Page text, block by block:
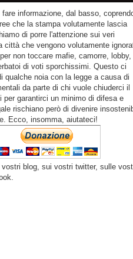
fare informazione, dal basso,
che la stampa volutamente lascia
di porre l'attenzione sui veri
città che vengono volutamente
non toccare mafie, camorre, lobby,
di voti sporchissimi. Questo ci
qualche noia con la legge a causa di
da parte di chi vuole chiuderci il
per garantirci un minimo di difesa e
rischiano però di divenire
Ecco, insomma, aiutateci!
vostri blog, sui vostri twitter, sulle